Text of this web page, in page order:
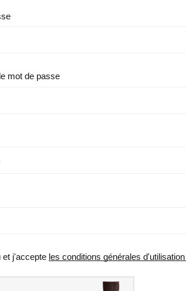
mot de passe
et j'accepte les conditions générales